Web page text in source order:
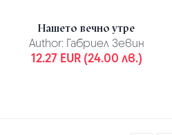
Нашето вечно утре
Author: Габриел Зевин
12.27 EUR (24.00 лв.)